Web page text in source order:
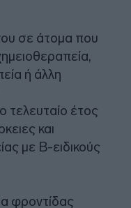
σε άτομα που
ή άλλη
τελευταίο έτος
και
με Β-ειδικούς
φροντίδας